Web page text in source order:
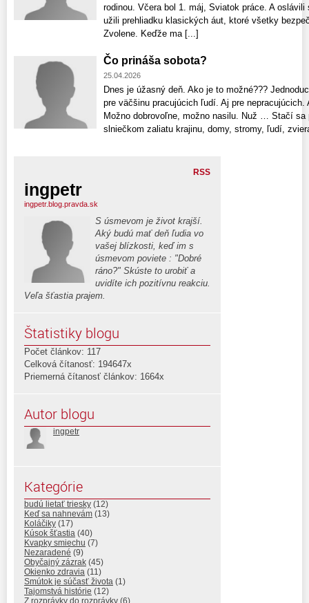
rodinou. Včera bol 1. máj, Sviatok práce. A
užili prehliadku klasických áut, ktoré všetky
Zvolene. Keďže ma [...]
Čo prináša sobota?
25.04.2026
Dnes je úžasný deň. Ako je to možné???
pre väčšinu pracujúcich ľudí. Aj pre
Možno dobrovoľne, možno nasilu. Nuž … Stačí
slniečkom zaliatu krajinu, domy, stromy, ľudí,
RSS
ingpetr
ingpetr.blog.pravda.sk
S úsmevom je život krajší.
Aký budú mať deň ľudia vo
vašej blízkosti, keď im s
úsmevom poviete : "Dobré
ráno?" Skúste to urobiť a
uvidíte ich pozitívnu reakciu.
Veľa šťastia prajem.
Štatistiky blogu
Počet článkov: 117
Celková čítanosť: 194647x
Priemerná čítanosť článkov: 1664x
Autor blogu
ingpetr
Kategórie
budú lietať triesky (12)
Keď sa nahnevám (13)
Koláčiky (17)
Kúsok šťastia (40)
Kvapky smiechu (7)
Nezaradené (9)
Obyčajný zázrak (45)
Okienko zdravia (11)
Smútok je súčasť života (1)
Tajomstvá histórie (12)
Z rozprávky do rozprávky (6)